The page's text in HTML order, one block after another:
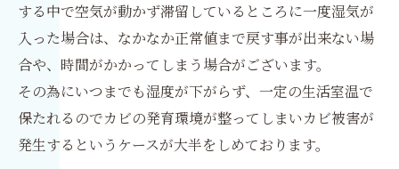
する中で空気が動かず滞留しているところに一度湿気が
入った場合は、なかなか正常値まで戻す事が出来ない場
合や、時間がかかってしまう場合がございます。
その為にいつまでも湿度が下がらず、一定の生活室温で
保たれるのでカビの発育環境が整ってしまいカビ被害が
発生するというケースが大半をしめております。